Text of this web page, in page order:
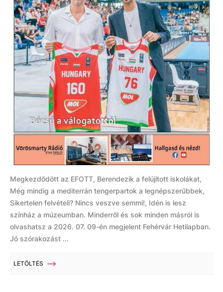
Megkezdődött az EFOTT, Berendezik a felújított iskolákat,
Még mindig a mediterrán tengerpartok a legnépszerűbbek,
Sikertelen felvételi? Nincs veszve semmi!, Idén is lesz
színház a múzeumban. Minderről és sok minden másról is
olvashatsz a 2026. 07. 09-én megjelent Fehérvár Hetilapban.
Jó szórakozást ...
LETÖLTÉS